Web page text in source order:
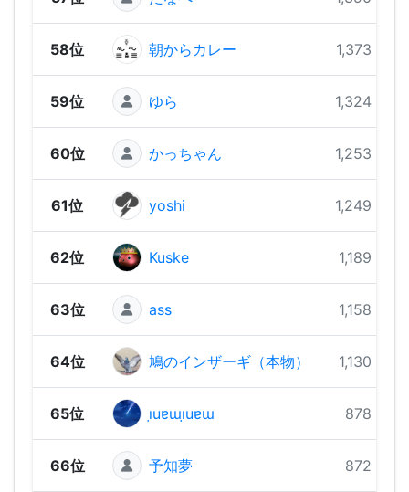
58位 朝からカレー 1,373 pts
59位 ゆら 1,324 pts
60位 かっちゃん 1,253 pts
61位 yoshi 1,249 pts
62位 Kuske 1,189 pts
63位 ass 1,158 pts
64位 鳩のインザーギ（本物） 1,130 pts
65位 ı̣uɐɯı̣uɐɯ 878 pts
66位 予知夢 872 pts